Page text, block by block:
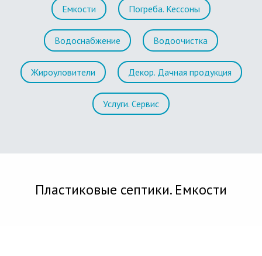
Емкости Погреба. Кессоны
Водоснабжение Водоочистка
Жироуловители Декор. Дачная продукция
Услуги. Сервис
Пластиковые септики. Емкости